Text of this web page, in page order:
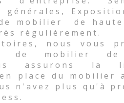
générales,
mobilier de haute
régulièrement.
nous vous
de mobilier
assurons la
place du mobilier
n'avez plus qu'à